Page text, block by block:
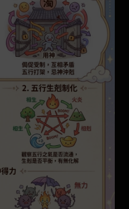
五行の旺弱分析
玄機と健康の警告
の旺盛な時期